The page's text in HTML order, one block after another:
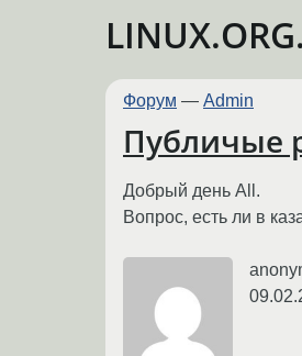
Форум — Admin
Публичые
Добрый день All.
Вопрос, есть ли в